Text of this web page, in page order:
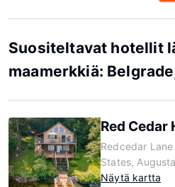
Suositeltavat hotellit
maamerkkiä:
Red Cedar
Redcedar
States,
Näytä kartta